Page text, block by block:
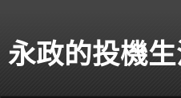
永政的投機